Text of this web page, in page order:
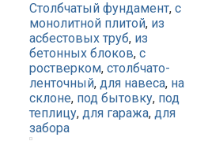
Столбчатый фундамент, с
монолитной плитой, из
асбестовых труб, из
бетонных блоков, с
ростверком, столбчато-
ленточный, для навеса, на
склоне, под бытовку, под
теплицу, для гаража, для
забора